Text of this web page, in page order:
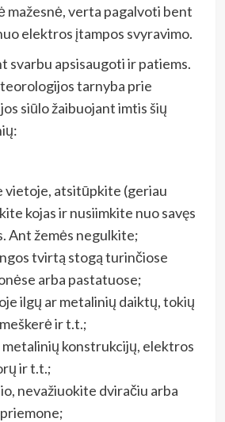
mažesnė, verta pagalvoti bent
elektros įtampos svyravimo.
svarbu apsisaugoti ir patiems.
tarnyba prie
siūlo žaibuojant imtis šių
vietoje, atsitūpkite (geriau
kojas ir nusiimkite nuo savęs
Ant žemės negulkite;
tvirtą stogą turinčiose
arba pastatuose;
ilgų ar metalinių daiktų, tokių
ir t.t.;
konstrukcijų, elektros
ir t.t.;
nevažiuokite dviračiu arba